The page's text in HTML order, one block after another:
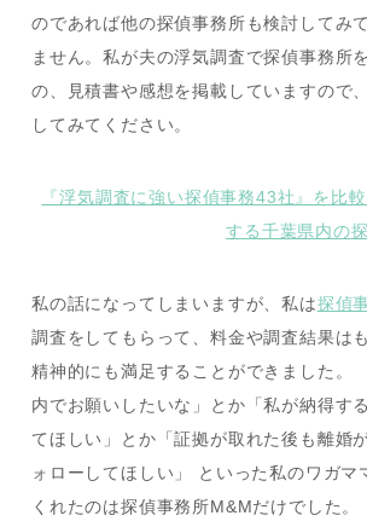
のであれば他の探偵事務所も検討してみ
ません。私が夫の浮気調査で探偵事務所
の、見積書や感想を掲載していますので
してみてください。
『浮気調査に強い探偵事務43社』を比
する千葉県内の
私の話になってしまいますが、私は探偵
調査をしてもらって、料金や調査結果は
精神的にも満足することができました。
内でお願いしたいな」とか「私が納得す
てほしい」とか「証拠が取れた後も離婚
ォローしてほしい」 といった私のワガマ
くれたのは探偵事務所M&Mだけでした